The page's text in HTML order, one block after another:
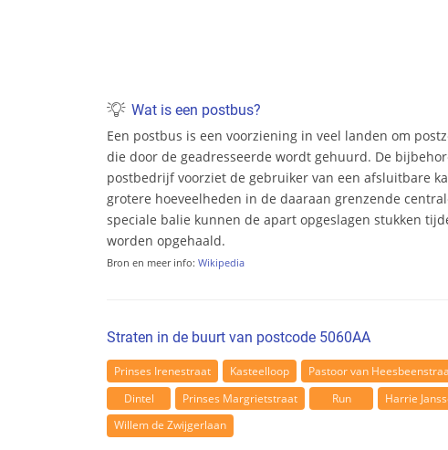
Wat is een postbus?
Een postbus is een voorziening in veel landen om
die door de geadresseerde wordt gehuurd. De
postbedrijf voorziet de gebruiker van een afsluitbare
grotere hoeveelheden in de daaraan grenzende
speciale balie kunnen de apart opgeslagen stukken
worden opgehaald.
Bron en meer info: Wikipedia
Straten in de buurt van postcode 5060AA
Prinses Irenestraat Kasteelloop Pastoor van
Dintel
Prinses Margrietstraat Run Harrie
Willem de Zwijgerlaan